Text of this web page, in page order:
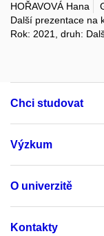
HOŘAVOVÁ Hana
Další prezentace na
Rok: 2021, druh:
Chci studovat
Výzkum
O univerzitě
Kontakty